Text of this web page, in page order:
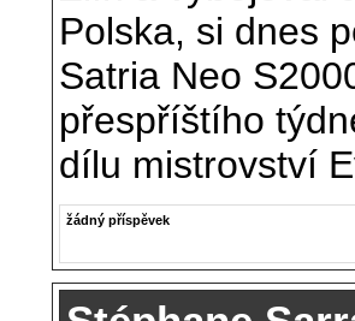
Polska, si dnes
Satria Neo
přespříštího
dílu mistrovství
žádný příspěvek